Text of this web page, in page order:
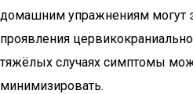
домашним упражнениям могут
проявления
тяжёлых случаях симптомы
минимизировать.